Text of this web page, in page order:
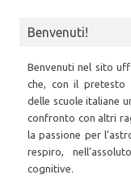
Benvenuti!
Benvenuti nel sito
che, con il pretesto
delle scuole italiane
confronto con altri
la passione per
respiro,
cognitive.